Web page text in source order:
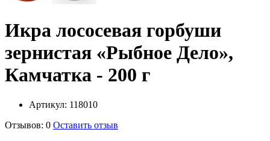
Икра лососевая горбуши
зернистая «Рыбное Дело»,
Камчатка - 200 г
Артикул: 118010
Отзывов: 0 Оставить отзыв